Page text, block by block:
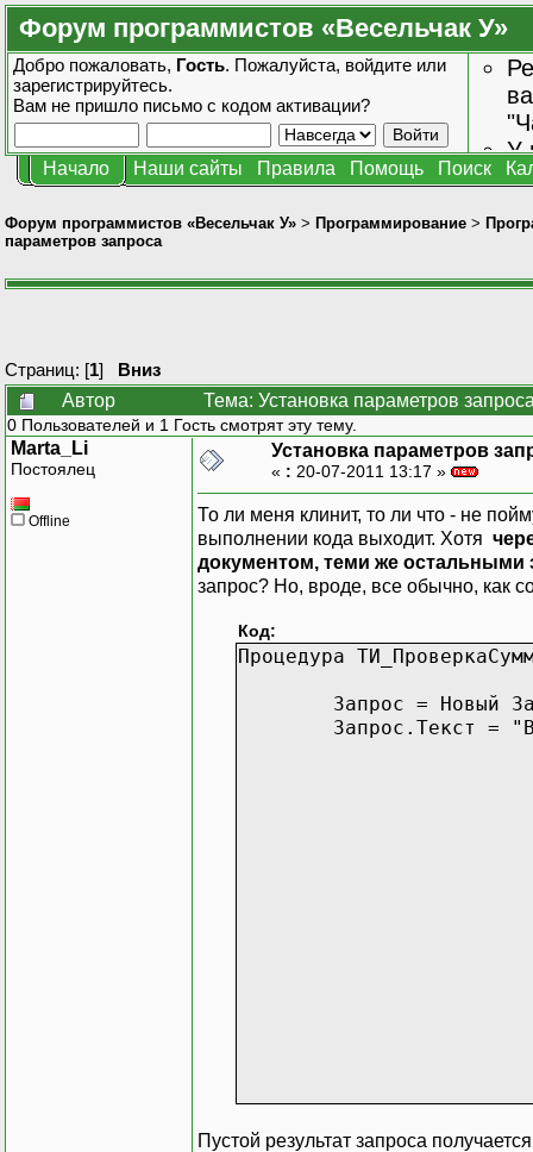
Форум программистов «Весельчак У»
Добро пожаловать, Гость. Пожалуйста, войдите или
зарегистрируйтесь.
Вам не пришло письмо с кодом активации?
У
Начало Наши сайты Правила Помощь Поиск
Форум программистов «Весельчак У» > Программирование >
параметров запроса
Страниц: [1] Вниз
Автор
Тема: Установка параметров
0 Пользователей и 1 Гость смотрят эту тему.
Marta_Li
Постоялец
Offline
Установка параметров
« : 20-07-2011 13:17 »
То ли меня клинит, то ли что - не
выполнении кода выходит. Хотя
документом, теми же остальными
запрос? Но, вроде, все обычно, как
Код:
Процедура
Запрос = Новый
Запрос.Текст =
Пустой результат запроса